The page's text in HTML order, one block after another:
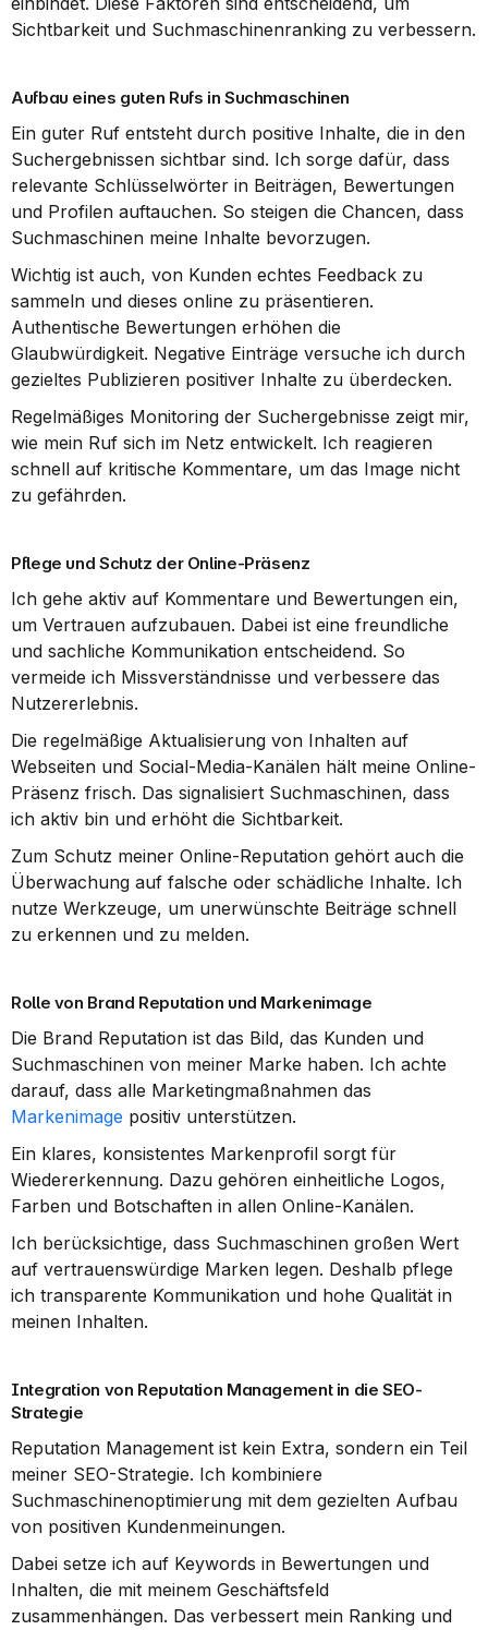
Sichtbarkeit und Suchmaschinenranking zu verbessern.
Aufbau eines guten Rufs in Suchmaschinen
Ein guter Ruf entsteht durch positive Inhalte, die in den
Suchergebnissen sichtbar sind. Ich sorge dafür, dass
relevante Schlüsselwörter in Beiträgen, Bewertungen
und Profilen auftauchen. So steigen die Chancen, dass
Suchmaschinen meine Inhalte bevorzugen.
Wichtig ist auch, von Kunden echtes Feedback zu
sammeln und dieses online zu präsentieren.
Authentische Bewertungen erhöhen die
Glaubwürdigkeit. Negative Einträge versuche ich durch
gezieltes Publizieren positiver Inhalte zu überdecken.
Regelmäßiges Monitoring der Suchergebnisse zeigt mir,
wie mein Ruf sich im Netz entwickelt. Ich reagieren
schnell auf kritische Kommentare, um das Image nicht
zu gefährden.
Pflege und Schutz der Online-Präsenz
Ich gehe aktiv auf Kommentare und Bewertungen ein,
um Vertrauen aufzubauen. Dabei ist eine freundliche
und sachliche Kommunikation entscheidend. So
vermeide ich Missverständnisse und verbessere das
Nutzererlebnis.
Die regelmäßige Aktualisierung von Inhalten auf
Webseiten und Social-Media-Kanälen hält meine Online-
Präsenz frisch. Das signalisiert Suchmaschinen, dass
ich aktiv bin und erhöht die Sichtbarkeit.
Zum Schutz meiner Online-Reputation gehört auch die
Überwachung auf falsche oder schädliche Inhalte. Ich
nutze Werkzeuge, um unerwünschte Beiträge schnell
zu erkennen und zu melden.
Rolle von Brand Reputation und Markenimage
Die Brand Reputation ist das Bild, das Kunden und
Suchmaschinen von meiner Marke haben. Ich achte
Markenimage positiv unterstützen.
Ein klares, konsistentes Markenprofil sorgt für
Wiedererkennung. Dazu gehören einheitliche Logos,
Farben und Botschaften in allen Online-Kanälen.
Ich berücksichtige, dass Suchmaschinen großen Wert
auf vertrauenswürdige Marken legen. Deshalb pflege
ich transparente Kommunikation und hohe Qualität in
meinen Inhalten.
Integration von Reputation Management in die SEO-
Strategie
Reputation Management ist kein Extra, sondern ein Teil
meiner SEO-Strategie. Ich kombiniere
Suchmaschinenoptimierung mit dem gezielten Aufbau
von positiven Kundenmeinungen.
Dabei setze ich auf Keywords in Bewertungen und
Inhalten, die mit meinem Geschäftsfeld
zusammenhängen. Das verbessert mein Ranking und